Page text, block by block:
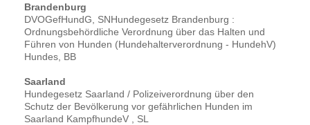
Brandenburg
DVOGefHundG, SNHundegesetz Brandenburg :
Ordnungsbehördliche Verordnung über das Halten und
Führen von Hunden (Hundehalterverordnung - HundehV)
Hundes, BB
Saarland
Hundegesetz Saarland / Polizeiverordnung über den
Schutz der Bevölkerung vor gefährlichen Hunden im
Saarland KampfhundeV , SL